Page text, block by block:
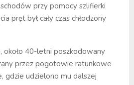
przy pomocy szlifierki
pręt był cały czas chłodzony
około 40-letni poszkodowany
przez pogotowie ratunkowe
gdzie udzielono mu dalszej